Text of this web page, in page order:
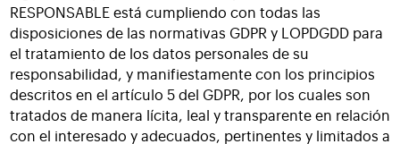
RESPONSABLE está cumpliendo con todas las
disposiciones de las normativas GDPR y LOPDGDD para
el tratamiento de los datos personales de su
responsabilidad, y manifiestamente con los principios
descritos en el artículo 5 del GDPR, por los cuales son
tratados de manera lícita, leal y transparente en relación
con el interesado y adecuados, pertinentes y limitados a